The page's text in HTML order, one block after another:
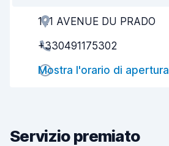
Gentilezza degli agenti
Rapidità del ritiro
Rapidità della riconsegna
Condizioni dell'auto
121 AVENUE DU PRADO
+330491175302
Mostra l'orario di apertura
Servizio premiato